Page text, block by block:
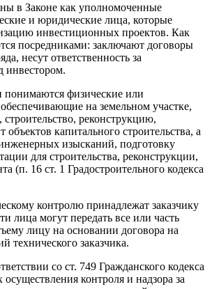
в Законе как уполномоченные
и юридические лица, которые
инвестиционных проектов. Как
посредниками: заключают договоры
несут ответственность за
инвестором.
физические или
на земельном участке,
реконструкцию,
капитального строительства, а
изысканий, подготовку
для строительства, реконструкции,
(п. 16 ст. 1 Градостроительного кодекса
контролю принадлежат заказчику
лица могут передать все или часть
лицу на основании договора на
технического заказчика.
со ст. 749 Гражданского кодекса
контроля и надзора за